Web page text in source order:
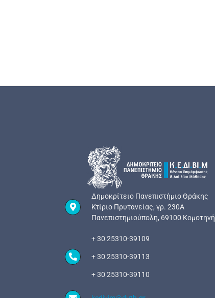
Δημοκρίτειο Πανεπιστήμιο Θράκης
Κτίριο Πρυτανείας, γρ. 230Α
Πανεπιστημιούπολη, 69100 Κομοτηνή
+ 30 25310-39109
+ 30 25310-39113
+ 30 25310-39110